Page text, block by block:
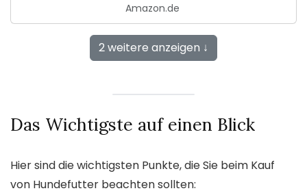
Amazon.de
2 weitere anzeigen ↓
Das Wichtigste auf einen Blick
Hier sind die wichtigsten Punkte, die Sie beim Kauf
von Hundefutter beachten sollten: